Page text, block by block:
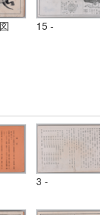
15 -
3 -